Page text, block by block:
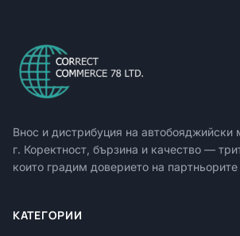
Внос и дистрибуция на автобояджийски
г. Коректност, бързина и качество —
които градим доверието на партньорите
КАТЕГОРИИ